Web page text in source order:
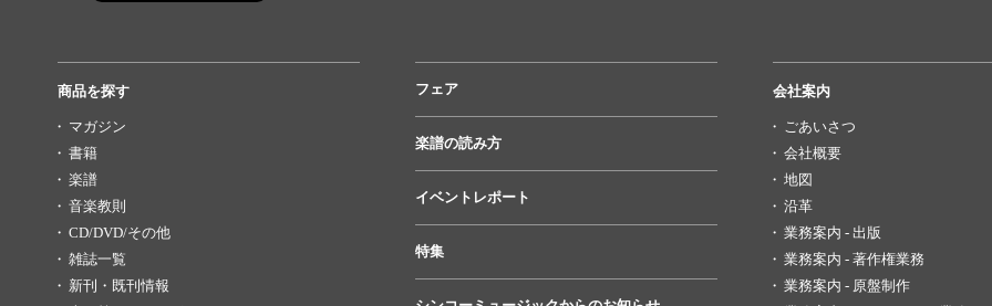
商品を探す
マガジン
書籍
楽譜
音楽教則
CD/DVD/その他
雑誌一覧
新刊・既刊情報
フェア
楽譜の読み方
イベントレポート
特集
会社案内
ごあいさつ
会社概要
地図
沿革
業務案内 - 出版
業務案内 - 著作権業務
業務案内 - 原盤制作